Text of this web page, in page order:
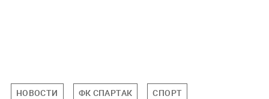
НОВОСТИ ФК СПАРТАК СПОРТ